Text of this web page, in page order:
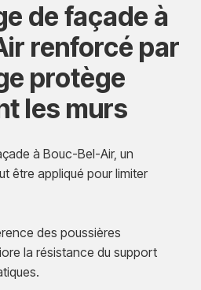
de façade à
renforcé par
protège
les murs
à Bouc-Bel-Air, un
être appliqué pour limiter
des poussières
la résistance du support